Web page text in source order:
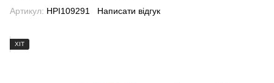
Артикул: HPI109291 Написати відгук
ХІТ